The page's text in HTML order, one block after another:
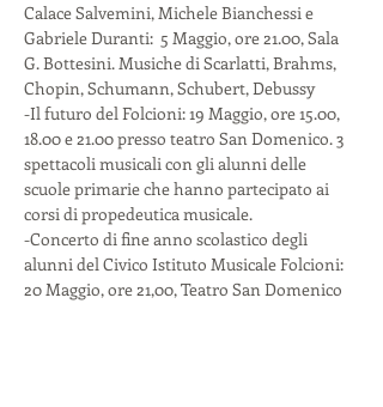
Calace Salvemini, Michele Bianchessi e
Gabriele Duranti:  5 Maggio, ore 21.00, Sala
G. Bottesini. Musiche di Scarlatti, Brahms,
Chopin, Schumann, Schubert, Debussy
-Il futuro del Folcioni: 19 Maggio, ore 15.00,
18.00 e 21.00 presso teatro San Domenico. 3
spettacoli musicali con gli alunni delle
scuole primarie che hanno partecipato ai
corsi di propedeutica musicale.
-Concerto di fine anno scolastico degli
alunni del Civico Istituto Musicale Folcioni:
20 Maggio, ore 21,00, Teatro San Domenico